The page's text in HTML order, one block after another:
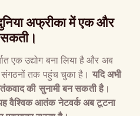
अफ्रीका में एक और
एक उद्योग बना लिया है और अब
तक पहुंच चुका है। यदि अभी
की सुनामी बन सकती है।
वैश्विक आतंक नेटवर्क अब टूटना